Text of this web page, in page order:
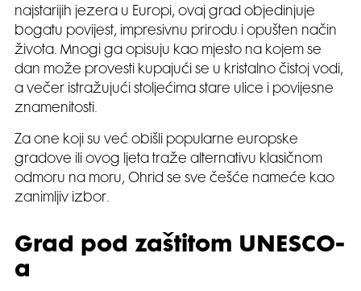
najstarijih jezera u Europi, ovaj grad objedinjuje
bogatu povijest, impresivnu prirodu i opušten način
života. Mnogi ga opisuju kao mjesto na kojem se
dan može provesti kupajući se u kristalno čistoj vodi,
a večer istražujući stoljećima stare ulice i povijesne
znamenitosti.
Za one koji su već obišli popularne europske
gradove ili ovog ljeta traže alternativu klasičnom
odmoru na moru, Ohrid se sve češće nameće kao
zanimljiv izbor.
Grad pod zaštitom UNESCO-
a